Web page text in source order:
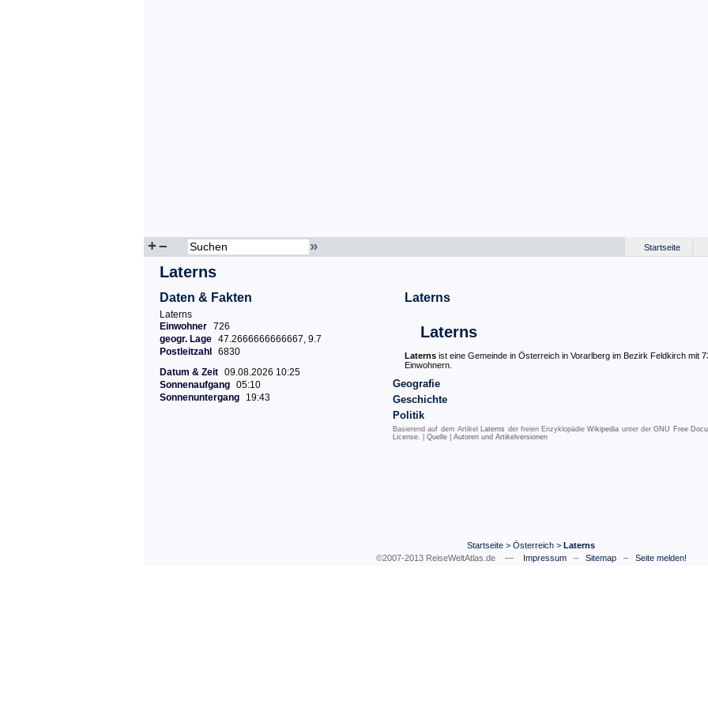
+– » Startseite
Laterns
Daten & Fakten
Laterns
Einwohner 726
geogr. Lage 47.2666666666667, 9.7
Postleitzahl
6830
Datum & Zeit 09.08.2026 10:25
Sonnenaufgang 05:10
Sonnenuntergang
19:43
Laterns
Laterns
Laterns ist eine Gemeinde in Österreich in Vorarlberg im Bezirk Feldkirch mit
Einwohnern.
Geografie
Geschichte
Politik
Basierend auf dem Artikel Laterns der freien EnzyklopädieWikipedia unter derGNU Free
License. | Quelle Autoren und Artikelversionen
Startseite > Österreich > Laterns
©2007-2013 ReiseWeltAtlas.de —
Impressum– Sitemap– Seite melden!